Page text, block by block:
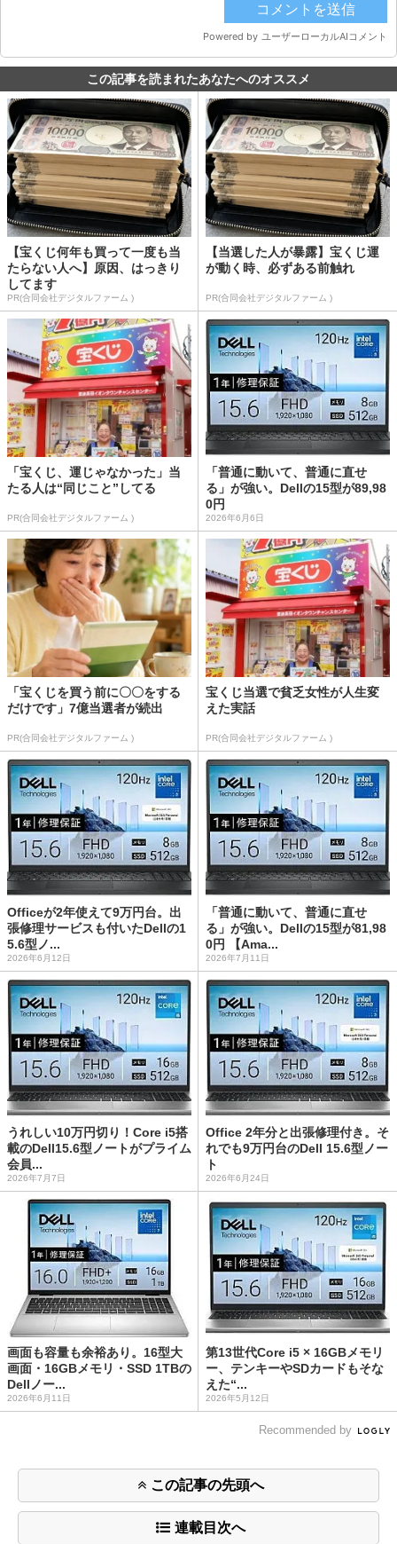
この記事を読まれたあなたへのオススメ
【宝くじ何年も買って一度も当
たらない人へ】原因、はっきり
してます
PR(合同会社デジタルファーム )
【当選した人が暴露】宝くじ運
が動く時、必ずある前触れ
PR(合同会社デジタルファーム )
「宝くじ、運じゃなかった」当
たる人は“同じこと”してる
PR(合同会社デジタルファーム )
「普通に動いて、普通に直せ
る」が強い。Dellの15型が89,98
0円
2026年6月6日
「宝くじを買う前に〇〇をする
だけです」7億当選者が続出
PR(合同会社デジタルファーム )
宝くじ当選で貧乏女性が人生変
えた実話
PR(合同会社デジタルファーム )
Officeが2年使えて9万円台。出
張修理サービスも付いたDellの1
5.6型ノ...
2026年6月12日
「普通に動いて、普通に直せ
る」が強い。Dellの15型が81,98
0円 【Ama...
2026年7月11日
うれしい10万円切り！Core i5搭
載のDell15.6型ノートがプライム
会員...
2026年7月7日
Office 2年分と出張修理付き。そ
れでも9万円台のDell 15.6型ノー
ト
2026年6月24日
画面も容量も余裕あり。16型大
画面・16GBメモリ・SSD 1TBの
Dellノー...
2026年6月11日
第13世代Core i5 × 16GBメモリ
ー、テンキーやSDカードもそな
えた“...
2026年5月12日
Recommended by
この記事の先頭へ
連載目次へ